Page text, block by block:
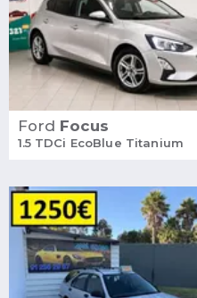
Ford Focus
1.5 TDCi EcoBlue Titanium